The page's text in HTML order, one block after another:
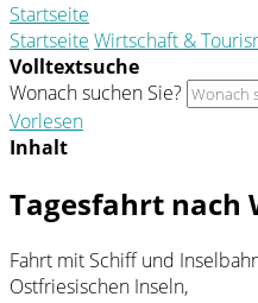
Startseite
Startseite Wirtschaft &
Volltextsuche
Wonach suchen Sie?
Vorlesen
Inhalt
Tagesfahrt nach
Fahrt mit Schiff und
Ostfriesischen Inseln,